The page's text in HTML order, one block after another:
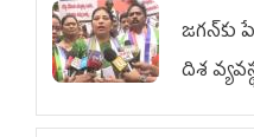
జగన్‌కు
దిశ